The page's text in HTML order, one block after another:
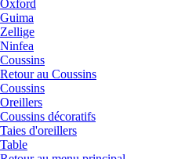
Oxford
Guima
Zellige
Ninfea
Coussins
Retour au Coussins
Coussins
Oreillers
Coussins décoratifs
Taies d'oreillers
Table